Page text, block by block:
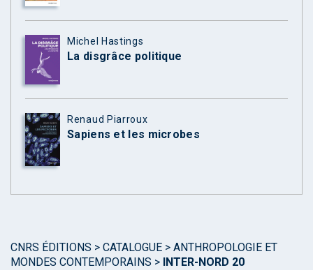
Michel Hastings
La disgrâce politique
Renaud Piarroux
Sapiens et les microbes
CNRS ÉDITIONS > CATALOGUE > ANTHROPOLOGIE ET
MONDES CONTEMPORAINS > INTER-NORD 20